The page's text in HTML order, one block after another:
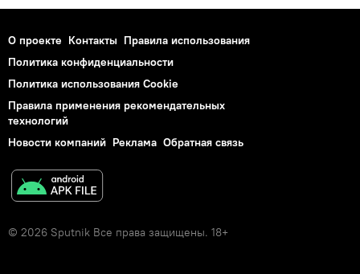
О проекте Контакты Правила использования
Политика конфиденциальности
Политика использования Cookie
Правила применения рекомендательных
технологий
Новости компаний Реклама Обратная связь
© 2026 Sputnik Все права защищены. 18+